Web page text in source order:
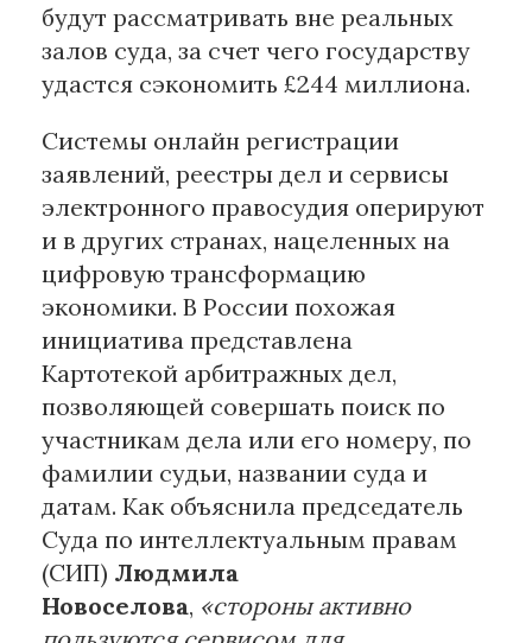
будут рассматривать вне реальных
залов суда, за счет чего государству
удастся сэкономить £244 миллиона.
Системы онлайн регистрации
заявлений, реестры дел и сервисы
электронного правосудия оперируют
и в других странах, нацеленных на
цифровую трансформацию
экономики. В России похожая
инициатива представлена
Картотекой арбитражных дел,
позволяющей совершать поиск по
участникам дела или его номеру, по
фамилии судьи, названии суда и
датам. Как объяснила председатель
Суда по интеллектуальным правам
(СИП) Людмила
Новоселова, «стороны активно